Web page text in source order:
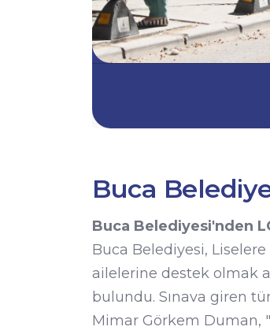
Buca
Buca Belediyesi'nden
Buca Belediyesi,
ailelerine destek olmak
bulundu. Sınava giren
Mimar Görkem Duman,